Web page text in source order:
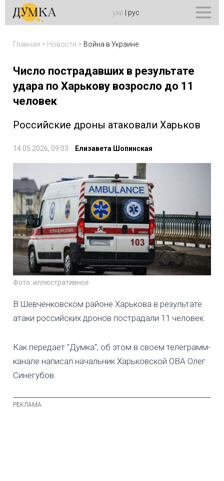
укр рус
Главная > Новости > Война в Украине
Число пострадавших в результате
удара по Харькову возросло до 11
человек
Российские дроны атаковали Харьков
14.05.2026, 09:03 Елизавета Шопинская
Фото: иллюстративное
В Шевченковском районе Харькова в результате
атаки российских дронов пострадали 11 человек.
Как передает "Думка", об этом в своем телеграмм-
канале написал начальник Харьковской ОВА Олег
Синегубов.